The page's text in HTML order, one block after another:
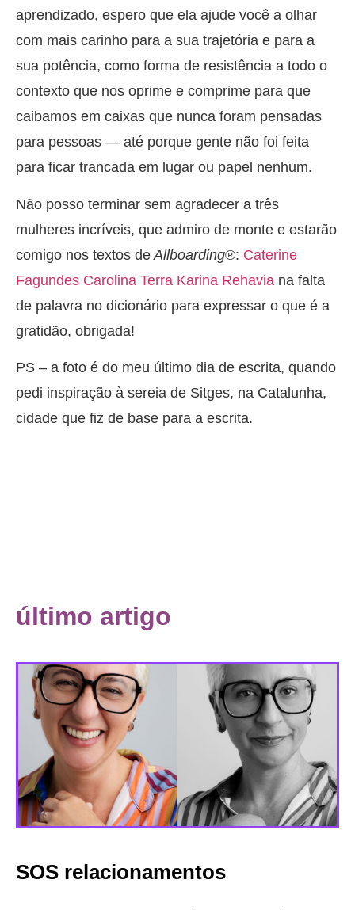
aprendizado, espero que ela ajude você a olhar
com mais carinho para a sua trajetória e para a
sua potência, como forma de resistência a todo o
contexto que nos oprime e comprime para que
caibamos em caixas que nunca foram pensadas
para pessoas — até porque gente não foi feita
para ficar trancada em lugar ou papel nenhum.
Não posso terminar sem agradecer a três
mulheres incríveis, que admiro de monte e estarão
comigo nos textos de Allboarding®: Caterine
Fagundes Carolina Terra Karina Rehavia na falta
de palavra no dicionário para expressar o que é a
gratidão, obrigada!
PS – a foto é do meu último dia de escrita, quando
pedi inspiração à sereia de Sitges, na Catalunha,
cidade que fiz de base para a escrita.
último artigo
SOS relacionamentos